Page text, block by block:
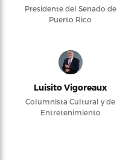
Presidente del Senado de
Puerto Rico
Luisito Vigoreaux
Columnista Cultural y de
Entretenimiento